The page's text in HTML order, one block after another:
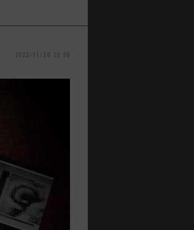
2022/11/30 23:50